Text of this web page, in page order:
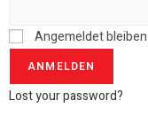
Angemeldet bleiben
Lost your password?